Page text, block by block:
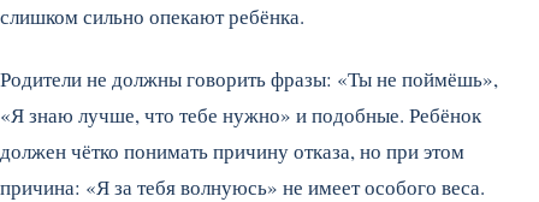
слишком сильно опекают ребёнка.
Родители не должны говорить фразы: «Ты не поймёшь»,
«Я знаю лучше, что тебе нужно» и подобные. Ребёнок
должен чётко понимать причину отказа, но при этом
причина: «Я за тебя волнуюсь» не имеет особого веса.